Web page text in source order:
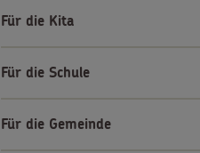
Für die Kita
Für die Schule
Für die Gemeinde